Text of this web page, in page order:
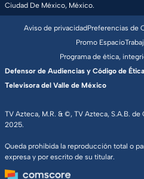
Ciudad De México, México.
TV Azteca, M.R. & ©, TV Azteca, S.A.B.
2025.
Queda prohibida la reproducción total o
expresa y por escrito de su titular.
Aviso de privacidadPreferencias de
Promo Espacio
Programa de ética,
Defensor de Audiencias y Código de
Televisora del Valle de México